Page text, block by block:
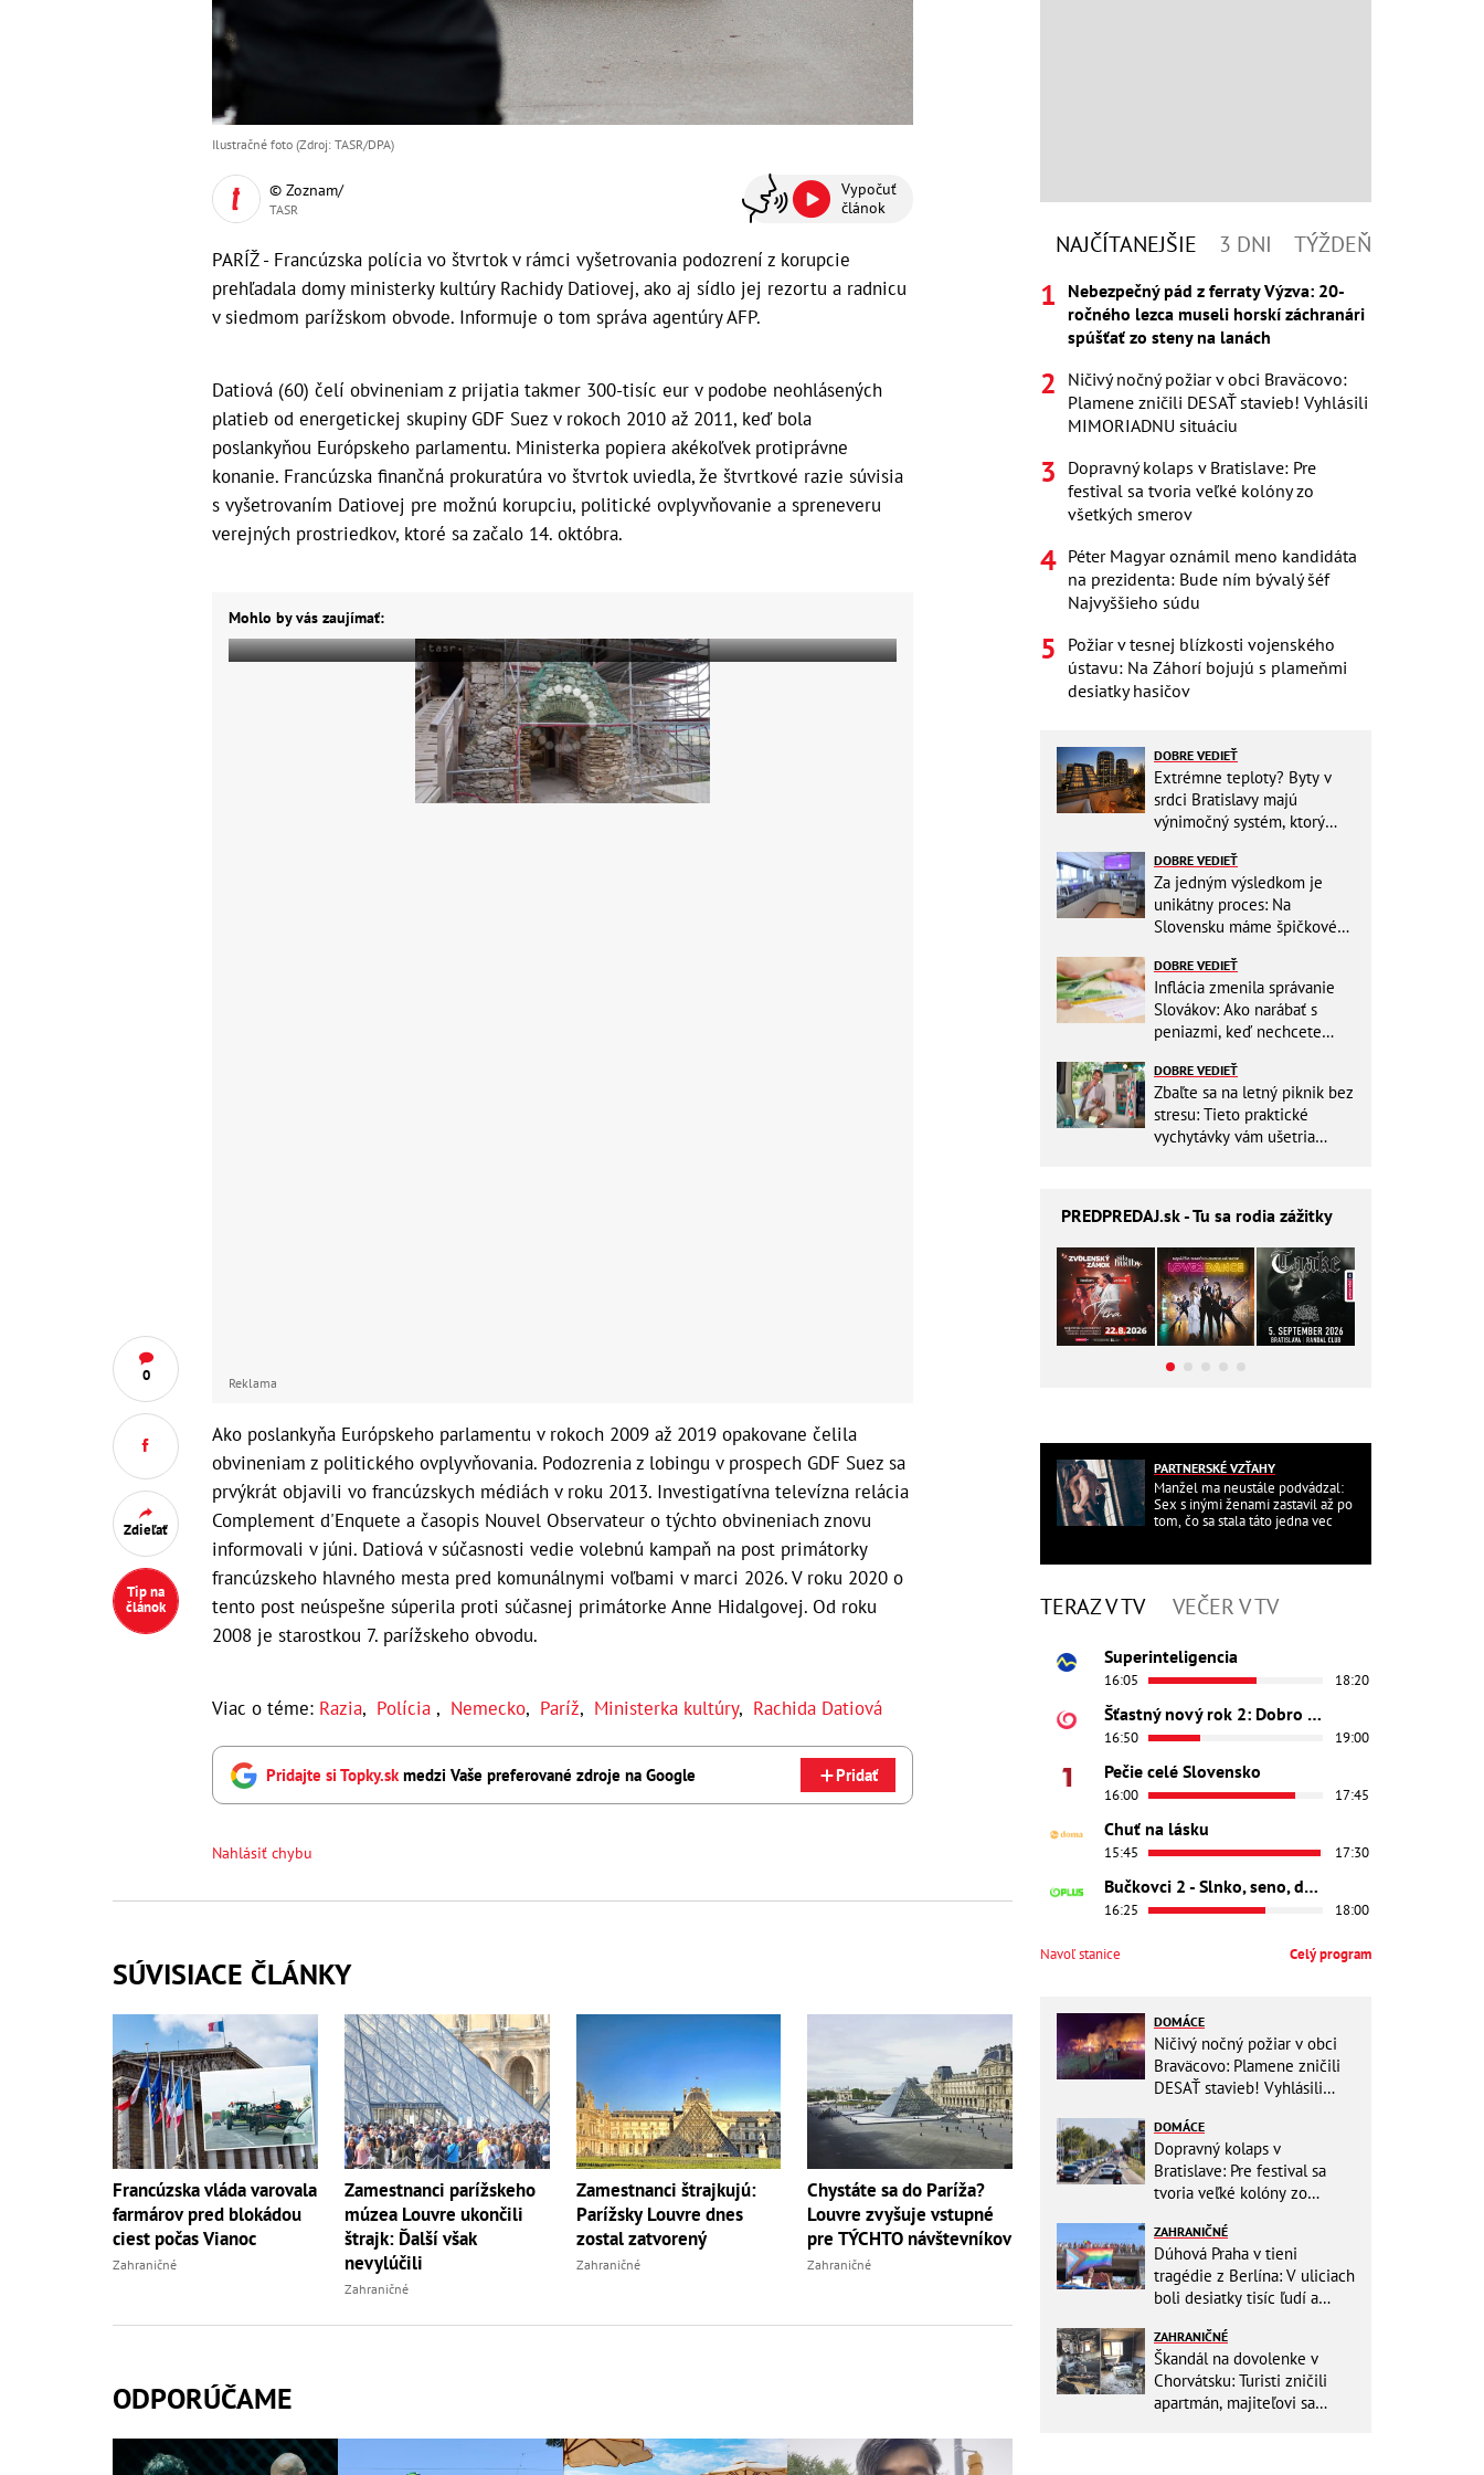
0
Zdieľať
Tip na
článok
Ilustračné foto (Zdroj: TASR/DPA)
© Zoznam/
TASR
Vypočuť
článok
PARÍŽ - Francúzska polícia vo štvrtok v rámci vyšetrovania podozrení z korupcie
prehľadala domy ministerky kultúry Rachidy Datiovej, ako aj sídlo jej rezortu a radnicu
v siedmom parížskom obvode. Informuje o tom správa agentúry AFP.
Datiová (60) čelí obvineniam z prijatia takmer 300-tisíc eur v podobe neohlásených
platieb od energetickej skupiny GDF Suez v rokoch 2010 až 2011, keď bola
poslankyňou Európskeho parlamentu. Ministerka popiera akékoľvek protiprávne
konanie. Francúzska finančná prokuratúra vo štvrtok uviedla, že štvrtkové razie súvisia
s vyšetrovaním Datiovej pre možnú korupciu, politické ovplyvňovanie a spreneveru
verejných prostriedkov, ktoré sa začalo 14. októbra.
Mohlo by vás zaujímať:
Reklama
Ako poslankyňa Európskeho parlamentu v rokoch 2009 až 2019 opakovane čelila
obvineniam z politického ovplyvňovania. Podozrenia z lobingu v prospech GDF Suez sa
prvýkrát objavili vo francúzskych médiách v roku 2013. Investigatívna televízna relácia
Complement d'Enquete a časopis Nouvel Observateur o týchto obvineniach znovu
informovali v júni. Datiová v súčasnosti vedie volebnú kampaň na post primátorky
francúzskeho hlavného mesta pred komunálnymi voľbami v marci 2026. V roku 2020 o
tento post neúspešne súperila proti súčasnej primátorke Anne Hidalgovej. Od roku
2008 je starostkou 7. parížskeho obvodu.
Viac o téme: Razia, Polícia , Nemecko, Paríž, Ministerka kultúry, Rachida Datiová
Pridajte si Topky.sk medzi Vaše preferované zdroje na Google Pridať
Nahlásiť chybu
SÚVISIACE ČLÁNKY
Francúzska vláda varovala
farmárov pred blokádou
ciest počas Vianoc
Zahraničné
Zamestnanci parížskeho
múzea Louvre ukončili
štrajk: Ďalší však
nevylúčili
Zahraničné
Zamestnanci štrajkujú:
Parížsky Louvre dnes
zostal zatvorený
Zahraničné
Chystáte sa do Paríža?
Louvre zvyšuje vstupné
pre TÝCHTO návštevníkov
Zahraničné
ODPORÚČAME
NAJČÍTANEJŠIE 3 DNI TÝŽDEŇ
Nebezpečný pád z ferraty Výzva: 20-
ročného lezca museli horskí záchranári
spúšťať zo steny na lanách
Ničivý nočný požiar v obci Braväcovo:
Plamene zničili DESAŤ stavieb! Vyhlásili
MIMORIADNU situáciu
Dopravný kolaps v Bratislave: Pre
festival sa tvoria veľké kolóny zo
všetkých smerov
Péter Magyar oznámil meno kandidáta
na prezidenta: Bude ním bývalý šéf
Najvyššieho súdu
Požiar v tesnej blízkosti vojenského
ústavu: Na Záhorí bojujú s plameňmi
desiatky hasičov
DOBRE VEDIEŤ
Extrémne teploty? Byty v
srdci Bratislavy majú
výnimočný systém, ktorý
DOBRE VEDIEŤ
Za jedným výsledkom je
unikátny proces: Na
Slovensku máme špičkové
DOBRE VEDIEŤ
Inflácia zmenila správanie
Slovákov: Ako narábať s
peniazmi, keď nechcete
DOBRE VEDIEŤ
Zbaľte sa na letný piknik bez
stresu: Tieto praktické
vychytávky vám ušetria
PREDPREDAJ.sk - Tu sa rodia zážitky
PARTNERSKÉ VZŤAHY
Manžel ma neustále podvádzal:
Sex s inými ženami zastavil až po
tom, čo sa stala táto jedna vec
TERAZ V TV VEČER V TV
Superinteligencia
16:05 18:20
Šťastný nový rok 2: Dobro došli
16:50 19:00
Pečie celé Slovensko
16:00 17:45
Chuť na lásku
15:45 17:30
Bučkovci 2 - Slnko, seno, dedina
16:25 18:00
Navoľ stanice Celý program
DOMÁCE
Ničivý nočný požiar v obci
Braväcovo: Plamene zničili
DESAŤ stavieb! Vyhlásili
DOMÁCE
Dopravný kolaps v
Bratislave: Pre festival sa
tvoria veľké kolóny zo
ZAHRANIČNÉ
Dúhová Praha v tieni
tragédie z Berlína: V uliciach
boli desiatky tisíc ľudí a
ZAHRANIČNÉ
Škandál na dovolenke v
Chorvátsku: Turisti zničili
apartmán, majiteľovi sa